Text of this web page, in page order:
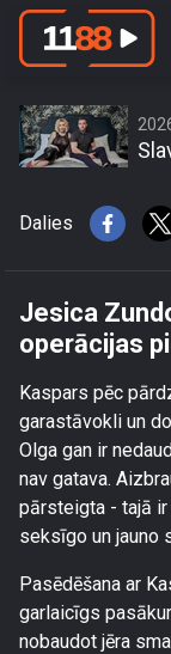
Jesica
Dalies
Jesica
operācijas
Kaspars pēc
garastāvokli un
Olga gan ir
nav gatava.
pārsteigta - tajā
seksīgo un jauno
Pasēdēšana ar
garlaicīgs
nobaudot jēra